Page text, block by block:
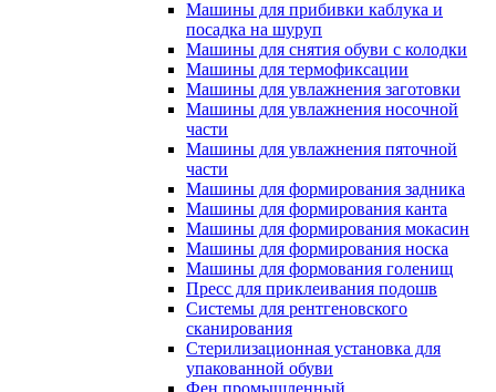
Машины для прибивки каблука и
посадка на шуруп
Машины для снятия обуви с колодки
Машины для термофиксации
Машины для увлажнения заготовки
Машины для увлажнения носочной
части
Машины для увлажнения пяточной
части
Машины для формирования задника
Машины для формирования канта
Машины для формирования мокасин
Машины для формирования носка
Машины для формования голенищ
Пресс для приклеивания подошв
Системы для рентгеновского
сканирования
Стерилизационная установка для
упакованной обуви
Фен промышленный